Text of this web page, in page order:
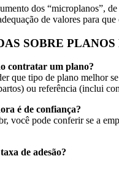
dos “microplanos”,
de valores para
SOBRE PLANOS
contratar um plano?
que tipo de plano melhor
ou referência (inclui
é de confiança?
você pode conferir se a
de adesão?